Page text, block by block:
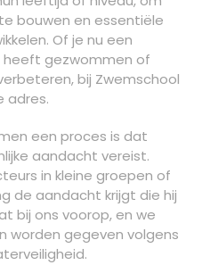
bouwen en essentiële
Of je nu een
gezwommen of
bij Zwemschool
adres.
een proces is dat
aandacht vereist.
in kleine groepen of
de aandacht krijgt die hij
bij ons voorop, en we
worden gegeven volgens